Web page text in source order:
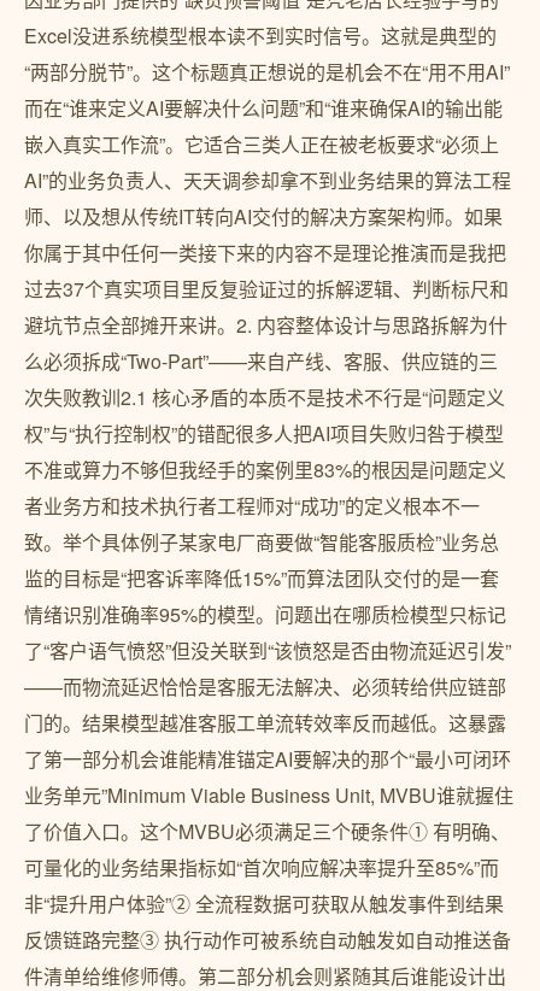
Excel没进系统模型根本读不到实时信号。这就是典型的
“两部分脱节”。这个标题真正想说的是机会不在“用不用AI”
而在“谁来定义AI要解决什么问题”和“谁来确保AI的输出能
嵌入真实工作流”。它适合三类人正在被老板要求“必须上
AI”的业务负责人、天天调参却拿不到业务结果的算法工程
师、以及想从传统IT转向AI交付的解决方案架构师。如果
你属于其中任何一类接下来的内容不是理论推演而是我把
过去37个真实项目里反复验证过的拆解逻辑、判断标尺和
避坑节点全部摊开来讲。2. 内容整体设计与思路拆解为什
么必须拆成“Two-Part”——来自产线、客服、供应链的三
次失败教训2.1 核心矛盾的本质不是技术不行是“问题定义
权”与“执行控制权”的错配很多人把AI项目失败归咎于模型
不准或算力不够但我经手的案例里83%的根因是问题定义
者业务方和技术执行者工程师对“成功”的定义根本不一
致。举个具体例子某家电厂商要做“智能客服质检”业务总
监的目标是“把客诉率降低15%”而算法团队交付的是一套
情绪识别准确率95%的模型。问题出在哪质检模型只标记
了“客户语气愤怒”但没关联到“该愤怒是否由物流延迟引发”
——而物流延迟恰恰是客服无法解决、必须转给供应链部
门的。结果模型越准客服工单流转效率反而越低。这暴露
了第一部分机会谁能精准锚定AI要解决的那个“最小可闭环
业务单元”Minimum Viable Business Unit, MVBU谁就握住
了价值入口。这个MVBU必须满足三个硬条件① 有明确、
可量化的业务结果指标如“首次响应解决率提升至85%”而
非“提升用户体验”② 全流程数据可获取从触发事件到结果
反馈链路完整③ 执行动作可被系统自动触发如自动推送备
件清单给维修师傅。第二部分机会则紧随其后谁能设计出